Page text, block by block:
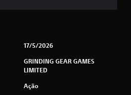
17/5/2026
GRINDING GEAR GAMES
LIMITED
Ação